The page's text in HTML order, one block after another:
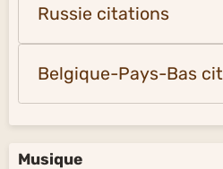
Russie citations
Belgique-Pays-Bas
Musique